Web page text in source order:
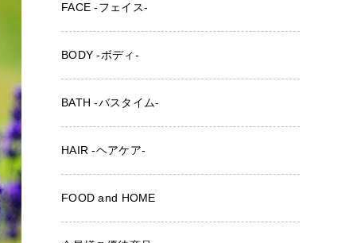
FACE -フェイス-
BODY -ボディ-
BATH -バスタイム-
HAIR -ヘアケア-
FOOD and HOME